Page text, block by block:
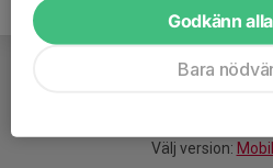
Välj version: Mobil
Godkänn
Bara